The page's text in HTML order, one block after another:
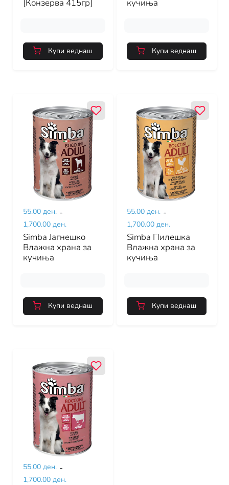
[Конзерва 415гр]
Купи веднаш
кучиња
Купи веднаш
55.00 ден. -
1,700.00 ден.
Simba Јагнешко
Влажна храна за
кучиња
Купи веднаш
55.00 ден. -
1,700.00 ден.
Simba Пилешка
Влажна храна за
кучиња
Купи веднаш
55.00 ден. -
1,700.00 ден.